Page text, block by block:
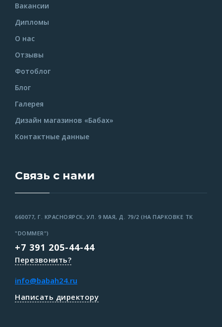
Вакансии
Дипломы
О нас
Отзывы
Фотоблог
Блог
Галерея
Дизайн магазинов «Бабах»
Контактные данные
Связь с нами
660077, Г. КРАСНОЯРСК, УЛ. 9 МАЯ, Д. 79/2 (НА ПАРКОВКЕ ТК
"DOMMER")
+7 391 205-44-44
Перезвонить?
info@babah24.ru
Написать директору